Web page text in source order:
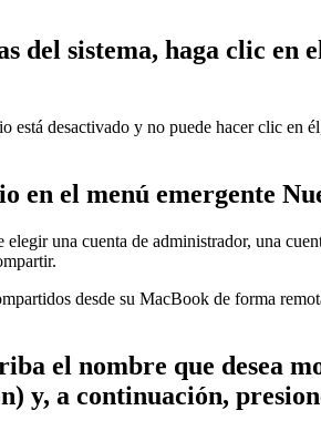
del sistema, haga clic
está desactivado y no puede hacer clic
en el menú emergente
una cuenta de administrador, una
desde su MacBook de forma
el nombre que desea
y, a continuación,